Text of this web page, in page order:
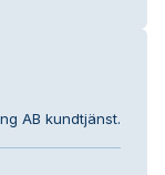
AB kundtjänst.